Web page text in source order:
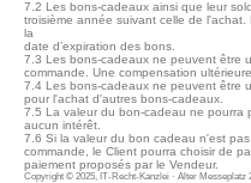
7.2 Les bons-cadeaux ainsi que leur
troisième année suivant celle de
la
date d’expiration des bons.
7.3 Les bons-cadeaux ne peuvent être
commande. Une compensation
7.4 Les bons-cadeaux ne peuvent être
pour l'achat d'autres bons-cadeaux.
7.5 La valeur du bon-cadeau ne pourra
aucun intérêt.
7.6 Si la valeur du bon cadeau n'est
commande, le Client pourra choisir de
paiement proposés par le Vendeur.
Copyright © 2025, IT-Recht-Kanzlei · Alter Messeplatz